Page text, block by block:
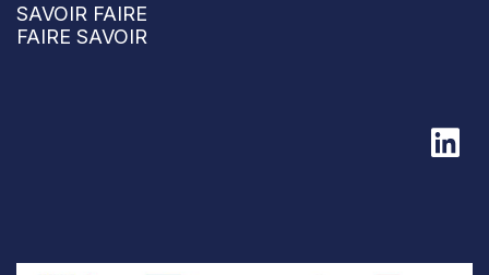
SAVOIR FAIRE
FAIRE SAVOIR